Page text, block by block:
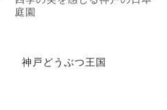
庭園
神戸どうぶつ王国